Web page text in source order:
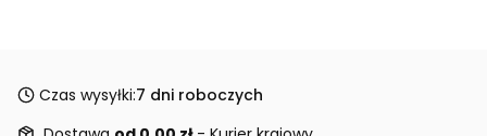
Czas wysyłki:7 dni roboczych